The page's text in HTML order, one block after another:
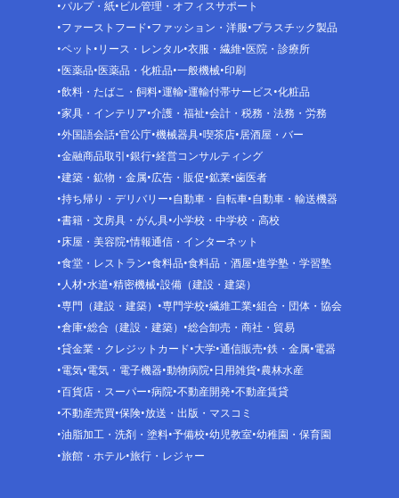
パルプ・紙 ビル管理・オフィスサポート
ファーストフード ファッション・洋服 プラスチック製品
ペット リース・レンタル 衣服・繊維 医院・診療所
医薬品 医薬品・化粧品 一般機械 印刷
飲料・たばこ・飼料 運輸 運輸付帯サービス 化粧品
家具・インテリア 介護・福祉 会計・税務・法務・労務
外国語会話 官公庁 機械器具 喫茶店 居酒屋・バー
金融商品取引 銀行 経営コンサルティング
建築・鉱物・金属 広告・販促 鉱業 歯医者
持ち帰り・デリバリー 自動車・自転車 自動車・輸送機器
書籍・文房具・がん具 小学校・中学校・高校
床屋・美容院 情報通信・インターネット
食堂・レストラン 食料品 食料品・酒屋 進学塾・学習塾
人材 水道 精密機械 設備（建設・建築）
専門（建設・建築）
専門学校 繊維工業 組合・団体・協会
倉庫 総合（建設・建築）
総合卸売・商社・貿易
貸金業・クレジットカード 大学 通信販売 鉄・金属 電器
電気 電気・電子機器 動物病院 日用雑貨 農林水産
百貨店・スーパー 病院 不動産開発 不動産賃貸
不動産売買 保険 放送・出版・マスコミ
油脂加工・洗剤・塗料 予備校 幼児教室 幼稚園・保育園
旅館・ホテル 旅行・レジャー